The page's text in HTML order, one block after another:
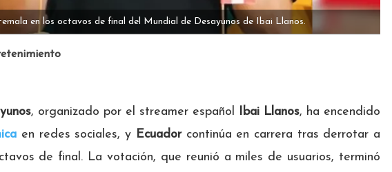
en los octavos de final del Mundial de Desayunos de Ibai Llanos.
, organizado por el streamer español Ibai Llanos, ha encendido
en redes sociales, y Ecuadorcontinúa en carrera tras derrotar a
de final. La votación, que reunió a miles de usuarios, terminó